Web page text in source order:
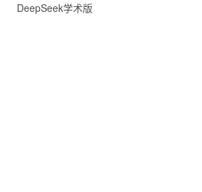
DeepSeek学术版